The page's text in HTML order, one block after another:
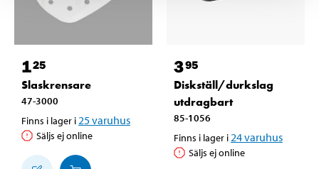
125
Slaskrensare
47-3000
Finns i lager i 25varuhus
Säljs ej online
395
Diskställ/durkslag
utdragbart
85-1056
Finns i lager i 24varuhus
Säljs ej online